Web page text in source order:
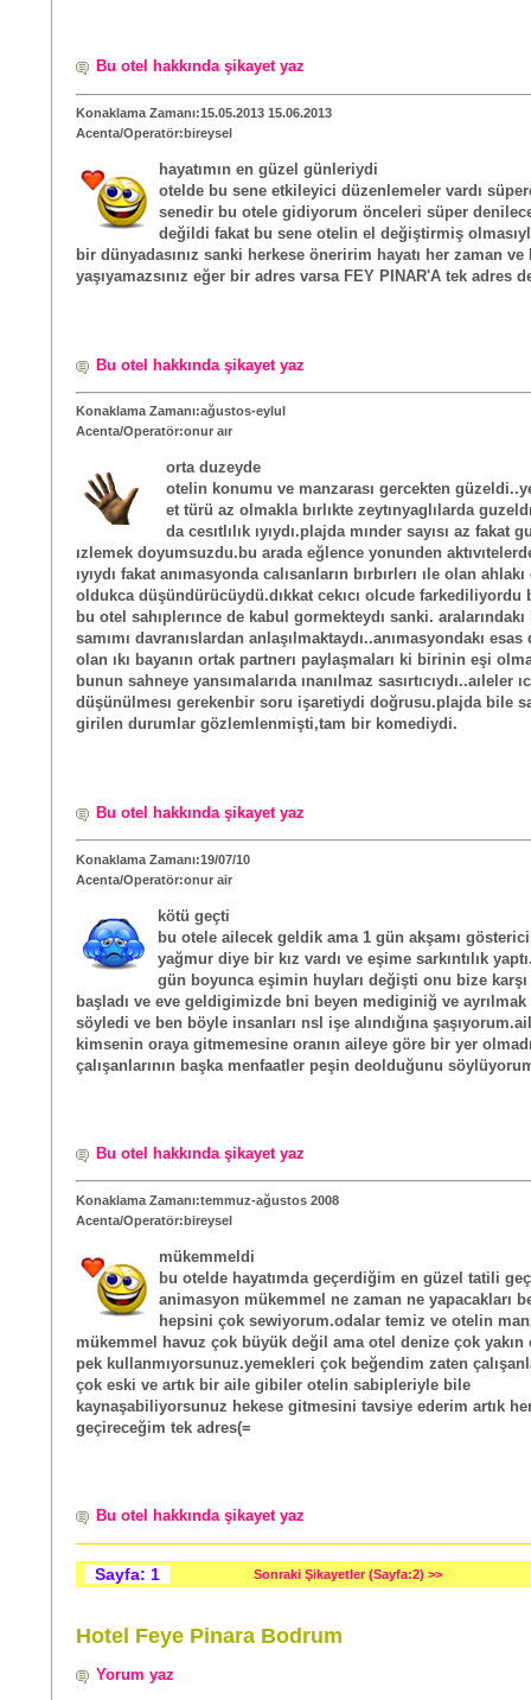
Bu otel hakkında şikayet yaz
Konaklama Zamanı:15.05.2013 15.06.2013
Acenta/Operatör:bireysel
hayatımın en güzel günleriydi
otelde bu sene etkileyici düzenlemeler vardı
senedir bu otele gidiyorum önceleri süper
değildi fakat bu sene otelin el değiştirmiş
bir dünyadasınız sanki herkese öneririm hayatı her zaman ve
yaşıyamazsınız eğer bir adres varsa FEY PINAR'A tek adres
Bu otel hakkında şikayet yaz
Konaklama Zamanı:ağustos-eylul
Acenta/Operatör:onur aır
orta duzeyde
otelin konumu ve manzarası gercekten
et türü az olmakla bırlıkte zeytınyaglılarda
da cesıtlılık ıyıydı.plajda mınder sayısı az fakat
ızlemek doyumsuzdu.bu arada eğlence yonunden
ıyıydı fakat anımasyonda calısanların bırbırlerı ıle olan ahlakı
oldukca düşündürücüydü.dıkkat cekıcı olcude farkediliyordu
bu otel sahıplerınce de kabul gormekteydı sanki.
samımı davranıslardan anlaşılmaktaydı..anımasyondakı esas
olan ıkı bayanın ortak partnerı paylaşmaları ki birinin eşi
bunun sahneye yansımalarıda ınanılmaz sasırtıcıydı..aıleler
düşünülmesı gerekenbir soru işaretiydi doğrusu.plajda bile
girilen durumlar gözlemlenmişti,tam bir komediydi.
Bu otel hakkında şikayet yaz
Konaklama Zamanı:19/07/10
Acenta/Operatör:onur air
kötü geçti
bu otele ailecek geldik ama 1 gün akşamı
yağmur diye bir kız vardı ve eşime sarkıntılık
gün boyunca eşimin huyları değişti onu bize karşı
başladı ve eve geldigimizde bni beyen mediginiğ ve
söyledi ve ben böyle insanları nsl işe alındığına
kimsenin oraya gitmemesine oranın aileye göre bir yer
çalışanlarının başka menfaatler peşin deolduğunu
Bu otel hakkında şikayet yaz
Konaklama Zamanı:temmuz-ağustos 2008
Acenta/Operatör:bireysel
mükemmeldi
bu otelde hayatımda geçerdiğim en güzel tatili
animasyon mükemmel ne zaman ne yapacakları
hepsini çok sewiyorum.odalar temiz ve otelin
mükemmel havuz çok büyük değil ama otel denize çok yakın
pek kullanmıyorsunuz.yemekleri çok beğendim zaten
çok eski ve artık bir aile gibiler otelin sabipleriyle bile
kaynaşabiliyorsunuz hekese gitmesini tavsiye ederim artık her
geçireceğim tek adres(=
Bu otel hakkında şikayet yaz
Sayfa: 1 Sonraki Şikayetler (Sayfa:2) >>
Hotel Feye Pinara Bodrum
Yorum yaz